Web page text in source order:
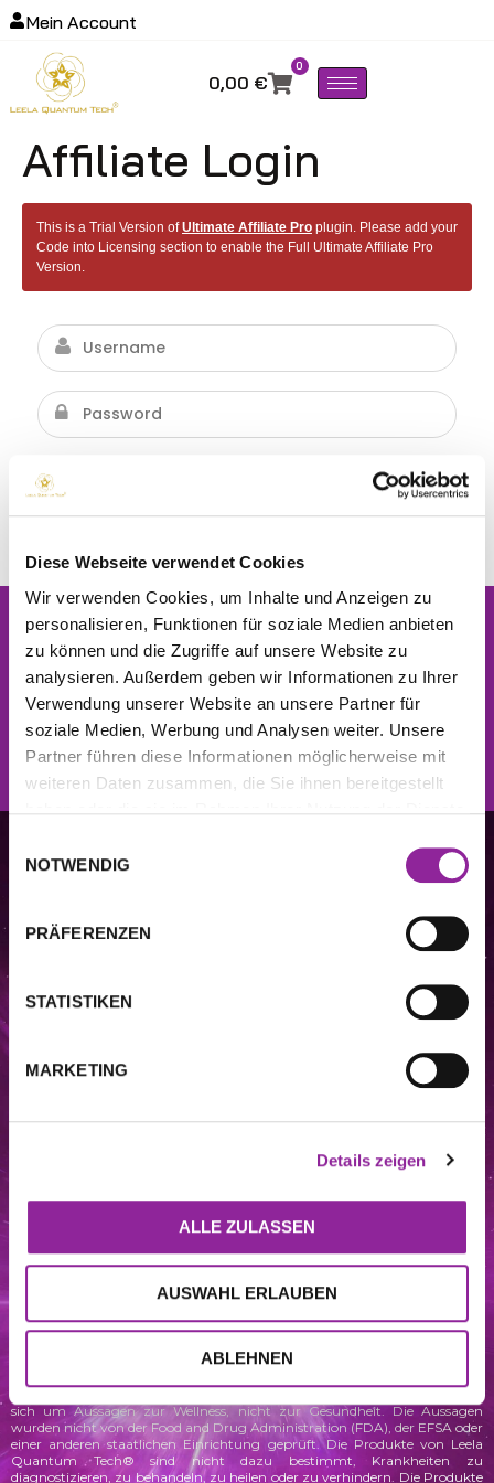
Diese Webseite verwendet Cookies
Wir verwenden Cookies, um Inhalte und Anzeigen zu
personalisieren, Funktionen für soziale Medien anbieten
zu können und die Zugriffe auf unsere Website zu
analysieren. Außerdem geben wir Informationen zu Ihrer
Verwendung unserer Website an unsere Partner für
soziale Medien, Werbung und Analysen weiter. Unsere
Partner führen diese Informationen möglicherweise mit
weiteren Daten zusammen, die Sie ihnen bereitgestellt
NOTWENDIG
PRÄFERENZEN
STATISTIKEN
MARKETING
Details zeigen
ALLE ZULASSEN
AUSWAHL ERLAUBEN
ABLEHNEN
Mein Account
0,00 €
0
Affiliate Login
This is a Trial Version ofUltimate Affiliate Pro plugin. Please add your
Code into Licensing section to enable the Full Ultimate Affiliate Pro
Version.
Lost your password?
Newsletter
Jetzt kostenlos anmelden und10% Rabattauf die
nächste Bestellung erhalten.
JETZT ANMELDEN
dienen nur zu Informationszwecken. Der Zweck dieser Website ist es, das
Fragen Sie immer Ihren Arzt oder andere qualifizierte
Anliegen oder einer Behandlung haben, und bevor Sie eine neue
professionellen medizinischen Rat oder zögern Sie nicht, diesen
haben. Leela Quantum Tech® und Leela Lab UG empfehlen oder
andere Informationen, die auf dieser Website erwähnt werden. Das
sich um Aussagen zur Wellness, nicht zur Gesundheit. Die Aussagen
wurden nicht von der Food and Drug Administration (FDA), der EFSA oder
einer anderen staatlichen Einrichtung geprüft. Die Produkte von Leela
Quantum Tech® sind nicht dazu bestimmt, Krankheiten zu
diagnostizieren, zu behandeln, zu heilen oder zu verhindern. Die Produkte